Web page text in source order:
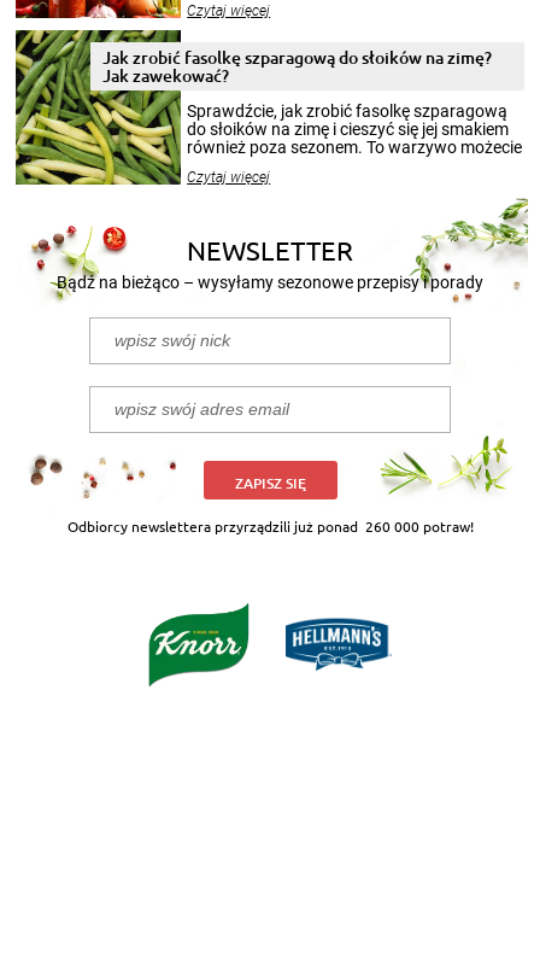
krajobrazów, by cieszyć nimi oko w sezonie
pełni poczuć atmosferę cieplejszych
miesięcy. Przygotowanie słoików ze
patenty, które pozwolą zachować świeżość
przetworów.
Czytaj więcej
Jak zrobić fasolkę szparagową do słoików na zimę?
Jak zawekować?
Sprawdźcie, jak zrobić fasolkę szparagową
do słoików na zimę i cieszyć się jej smakiem
również poza sezonem. To warzywo możecie
nasze propozycje!
Czytaj więcej
NEWSLETTER
Bądź na bieżąco – wysyłamy sezonowe przepisy i porady
ZAPISZ SIĘ
Odbiorcy newslettera przyrządzili już ponad 260 000 potraw!